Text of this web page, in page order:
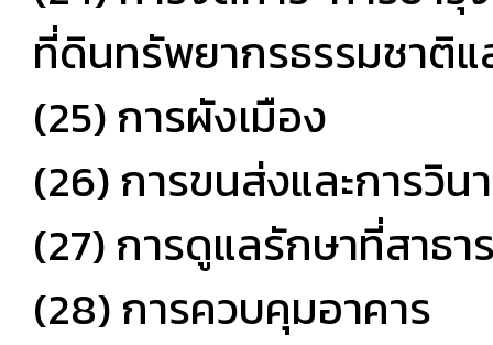
ที่ดินทรัพยากรธรรมชาติ
(25) การผังเมือง
(26) การขนส่งและการวิน
(27) การดูแลรักษาที่สาธ
(28) การควบคุมอาคาร